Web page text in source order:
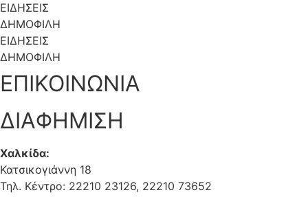
ΕΙΔΗΣΕΙΣ
ΔΗΜΟΦΙΛΗ
ΕΙΔΗΣΕΙΣ
ΔΗΜΟΦΙΛΗ
ΕΠΙΚΟΙΝΩΝΙΑ
ΔΙΑΦΗΜΙΣΗ
Χαλκίδα:
Κατσικογιάννη 18
Τηλ. Κέντρο: 22210 23126, 22210 73652